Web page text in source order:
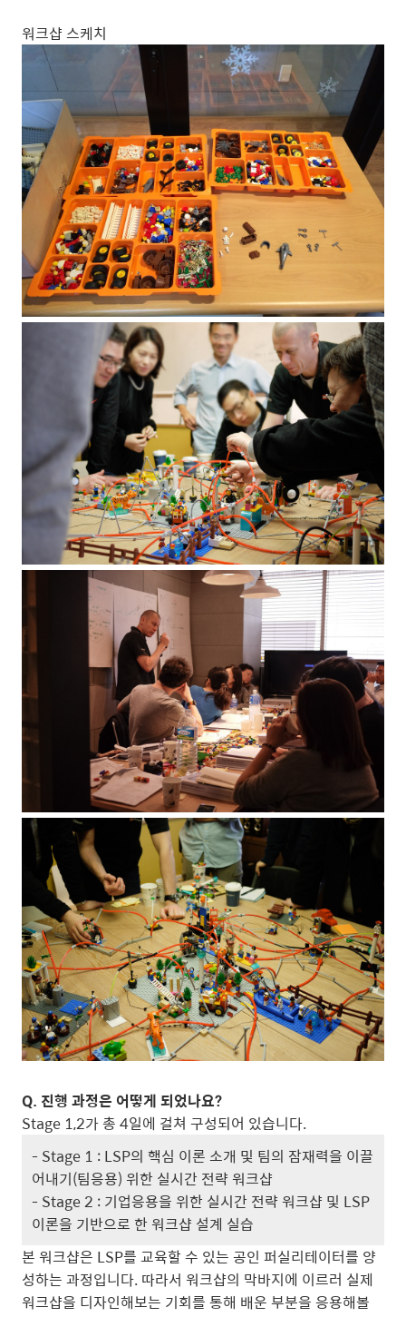
워크샵 스케치
Q. 진행 과정은 어떻게 되었나요?
Stage 1,2가 총 4일에 걸쳐 구성되어 있습니다.
- Stage 1 : LSP의 핵심 이론 소개 및 팀의 잠재력을 이끌
어내기(팀응용) 위한 실시간 전략 워크샵
- Stage 2 : 기업응용을 위한 실시간 전략 워크샵 및 LSP
이론을 기반으로 한 워크샵 설계 실습
본 워크샵은 LSP를 교육할 수 있는 공인 퍼실리테이터를 양
성하는 과정입니다. 따라서 워크샵의 막바지에 이르러 실제
워크샵을 디자인해보는 기회를 통해 배운 부분을 응용해볼